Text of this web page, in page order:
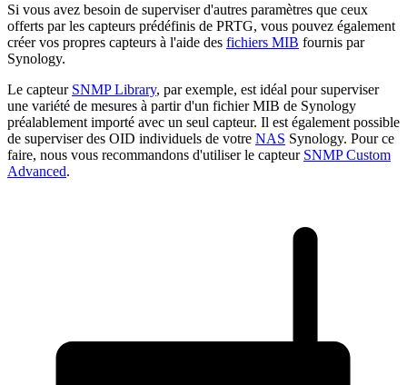
Si vous avez besoin de superviser d'autres paramètres que ceux
offerts par les capteurs prédéfinis de PRTG, vous pouvez également
créer vos propres capteurs à l'aide des fichiers MIB fournis par
Synology.
Le capteur SNMP Library, par exemple, est idéal pour superviser
une variété de mesures à partir d'un fichier MIB de Synology
préalablement importé avec un seul capteur. Il est également possible
de superviser des OID individuels de votre NAS Synology. Pour ce
faire, nous vous recommandons d'utiliser le capteur SNMP Custom
Advanced.